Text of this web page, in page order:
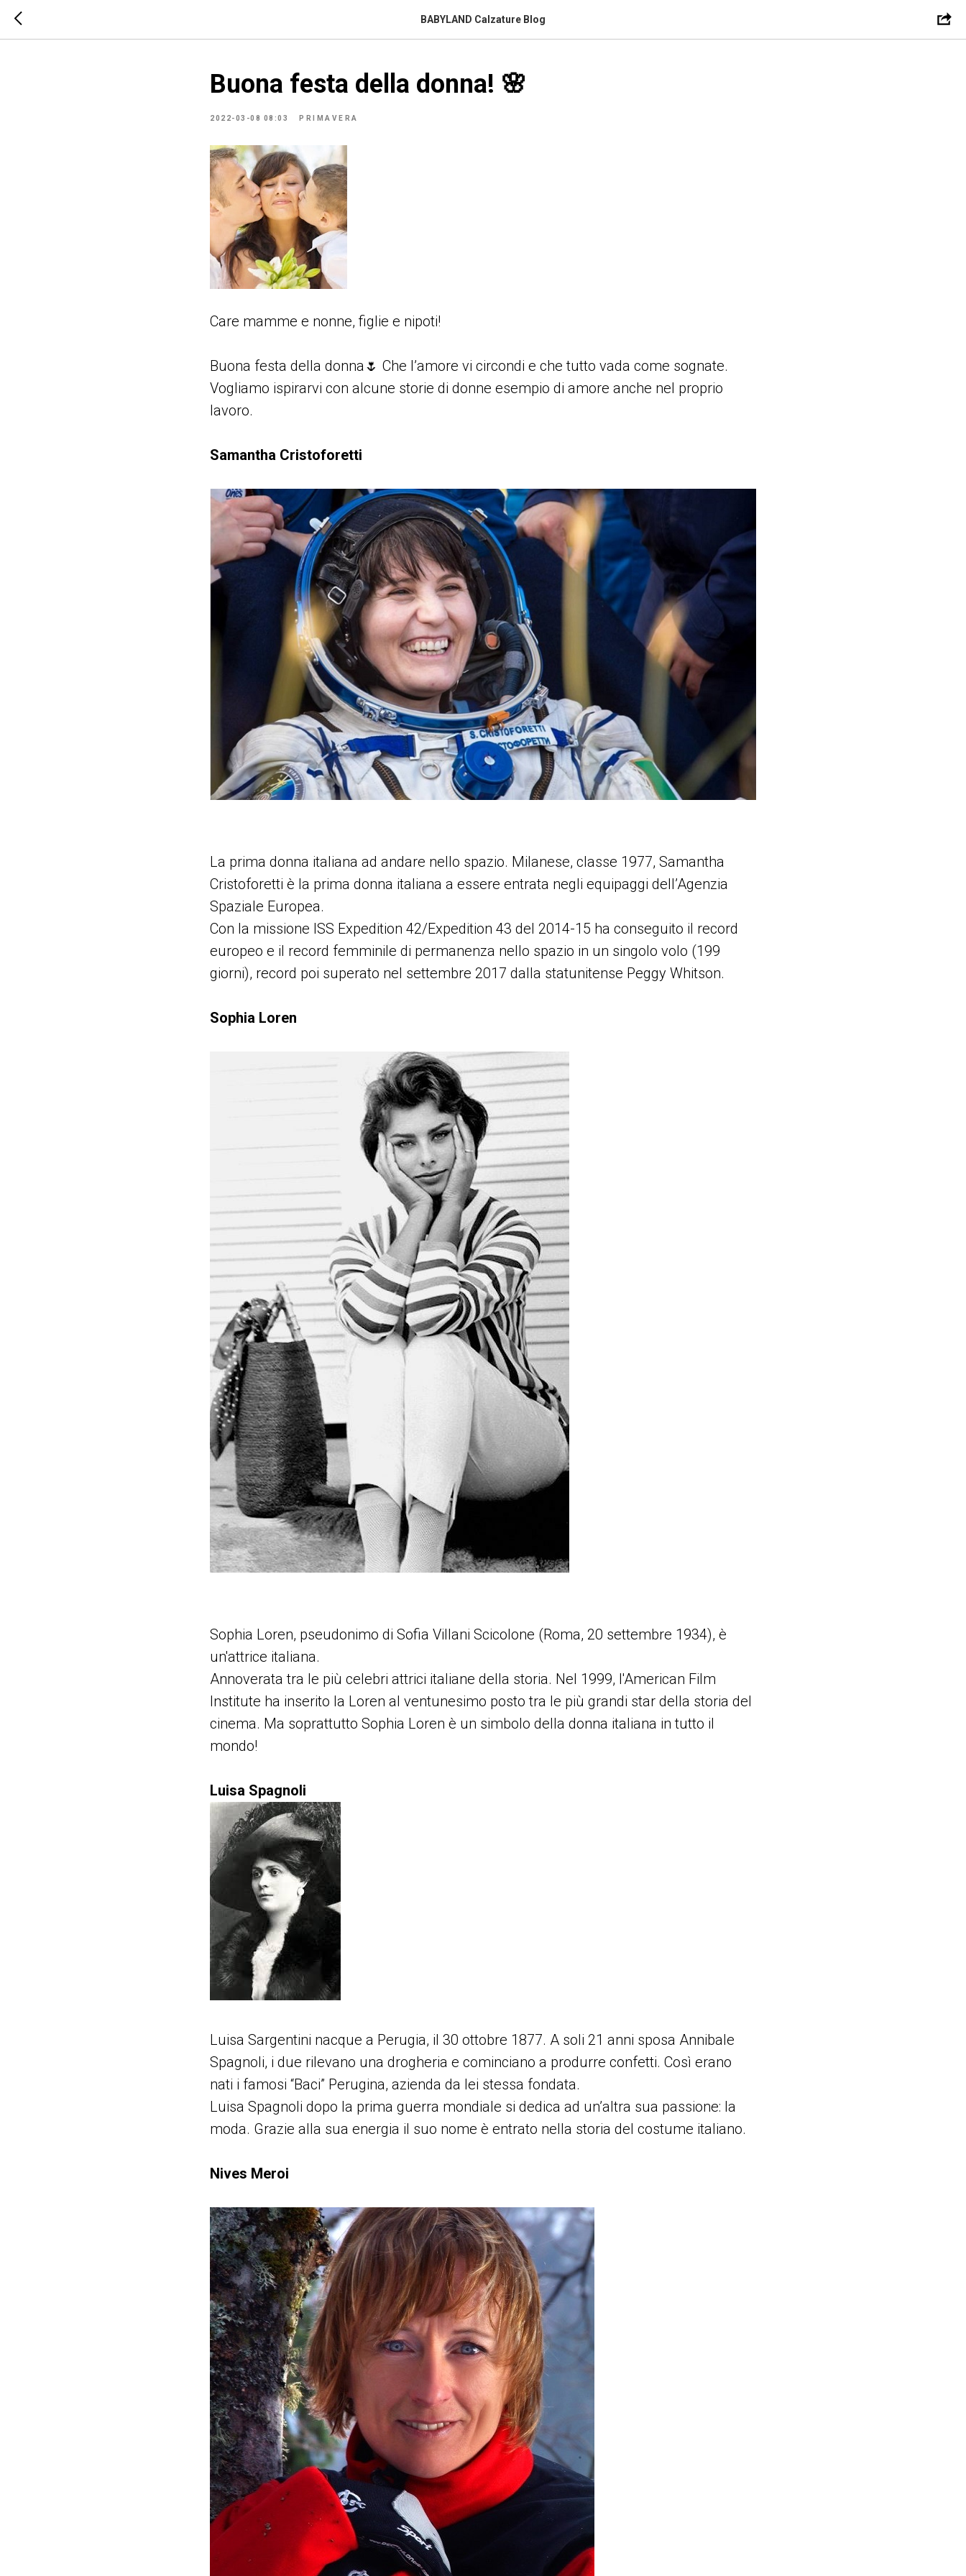
BABYLAND Calzature Blog
Buona festa della donna! 🌸
2022-03-08 08:03 PRIMAVERA
Care mamme e nonne, figlie e nipoti!
Buona festa della donna🌷 Che l’amore vi circondi e che tutto vada come sognate.
Vogliamo ispirarvi con alcune storie di donne esempio di amore anche nel proprio
lavoro.
Samantha Cristoforetti
La prima donna italiana ad andare nello spazio. Milanese, classe 1977, Samantha
Cristoforetti è la prima donna italiana a essere entrata negli equipaggi dell’Agenzia
Spaziale Europea.
Con la missione ISS Expedition 42/Expedition 43 del 2014-15 ha conseguito il record
europeo e il record femminile di permanenza nello spazio in un singolo volo (199
giorni), record poi superato nel settembre 2017 dalla statunitense Peggy Whitson.
Sophia Loren
Sophia Loren, pseudonimo di Sofia Villani Scicolone (Roma, 20 settembre 1934), è
un'attrice italiana.
Annoverata tra le più celebri attrici italiane della storia. Nel 1999, l'American Film
Institute ha inserito la Loren al ventunesimo posto tra le più grandi star della storia del
cinema. Ma soprattutto Sophia Loren è un simbolo della donna italiana in tutto il
mondo!
Luisa Spagnoli
Luisa Sargentini nacque a Perugia, il 30 ottobre 1877. A soli 21 anni sposa Annibale
Spagnoli, i due rilevano una drogheria e cominciano a produrre confetti. Così erano
nati i famosi “Baci” Perugina, azienda da lei stessa fondata.
Luisa Spagnoli dopo la prima guerra mondiale si dedica ad un’altra sua passione: la
moda. Grazie alla sua energia il suo nome è entrato nella storia del costume italiano.
Nives Meroi